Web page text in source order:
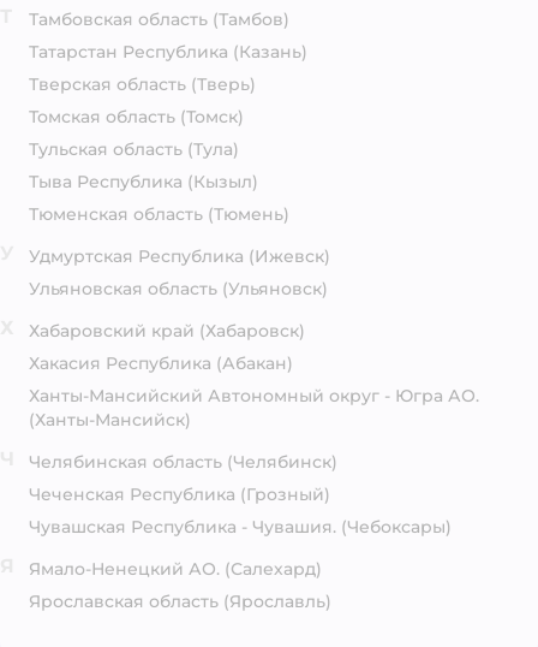
Тамбовская область (Тамбов)
Татарстан Республика (Казань)
Тверская область (Тверь)
Томская область (Томск)
Тульская область (Тула)
Тыва Республика (Кызыл)
Тюменская область (Тюмень)
Удмуртская Республика (Ижевск)
Ульяновская область (Ульяновск)
Хабаровский край (Хабаровск)
Хакасия Республика (Абакан)
Ханты-Мансийский Автономный округ - Югра АО.
(Ханты-Мансийск)
Челябинская область (Челябинск)
Чеченская Республика (Грозный)
Чувашская Республика - Чувашия. (Чебоксары)
Ямало-Ненецкий АО. (Салехард)
Ярославская область (Ярославль)